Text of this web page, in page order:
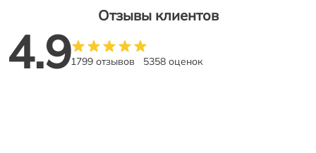
Отзывы клиентов
4.91799 отзывов 5358 оценок